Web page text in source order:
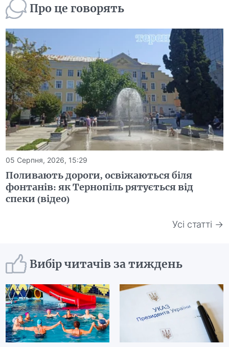
Про це говорять
05 Серпня, 2026, 15:29
Поливають дороги, освіжаються біля
фонтанів: як Тернопіль рятується від
спеки (відео)
Усі статті →
Вибір читачів за тиждень